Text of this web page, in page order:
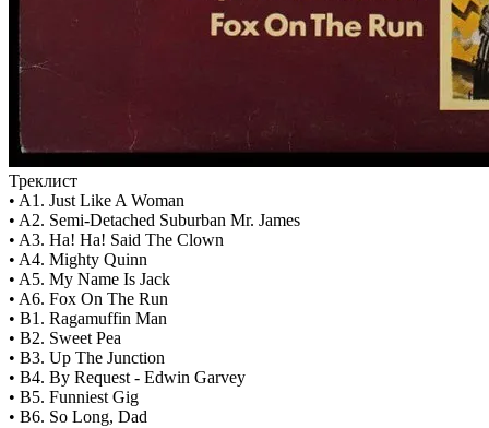
Треклист
• A1. Just Like A Woman
• A2. Semi-Detached Suburban Mr. James
• A3. Ha! Ha! Said The Clown
• A4. Mighty Quinn
• A5. My Name Is Jack
• A6. Fox On The Run
• B1. Ragamuffin Man
• B2. Sweet Pea
• B3. Up The Junction
• B4. By Request - Edwin Garvey
• B5. Funniest Gig
• B6. So Long, Dad